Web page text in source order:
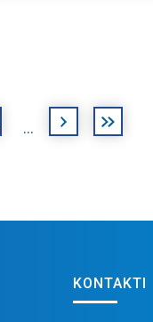
…
sljedećaposljednja
KONTAKTI